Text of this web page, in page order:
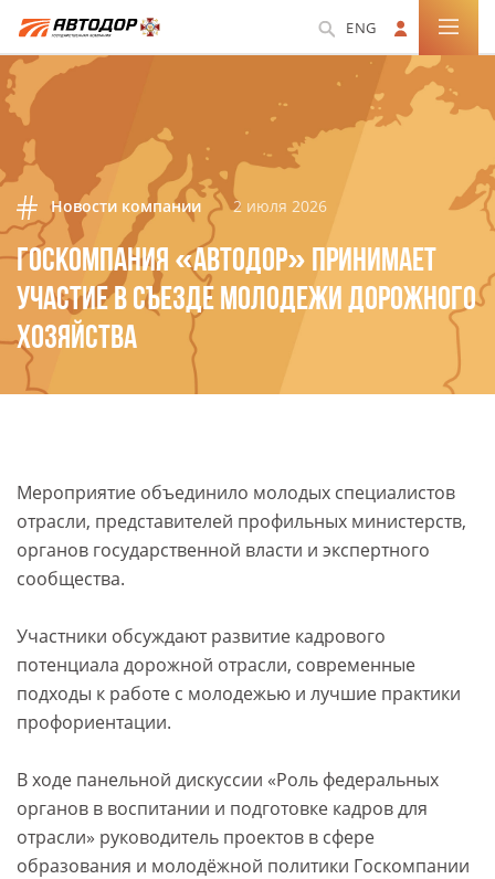
ENG
Новости компании 2 июля 2026
ГОСКОМПАНИЯ «АВТОДОР» ПРИНИМАЕТ
УЧАСТИЕ В СЪЕЗДЕ МОЛОДЕЖИ ДОРОЖНОГО
ХОЗЯЙСТВА
Мероприятие объединило молодых специалистов
отрасли, представителей профильных министерств,
органов государственной власти и экспертного
сообщества.
Участники обсуждают развитие кадрового
потенциала дорожной отрасли, современные
подходы к работе с молодежью и лучшие практики
профориентации.
В ходе панельной дискуссии «Роль федеральных
органов в воспитании и подготовке кадров для
отрасли» руководитель проектов в сфере
образования и молодёжной политики Госкомпании